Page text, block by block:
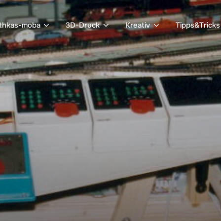
moba 3D-Druck Kreativ Tipps&Tricks